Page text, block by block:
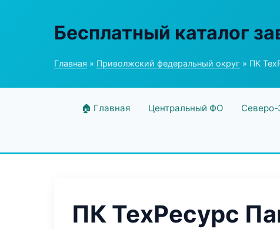
Бесплатный каталог
Главная » Приволжский федеральный округ » ПК
🏠 Главная Центральный ФО
ПК ТехРесурс